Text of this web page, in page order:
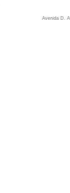
Avenida D.